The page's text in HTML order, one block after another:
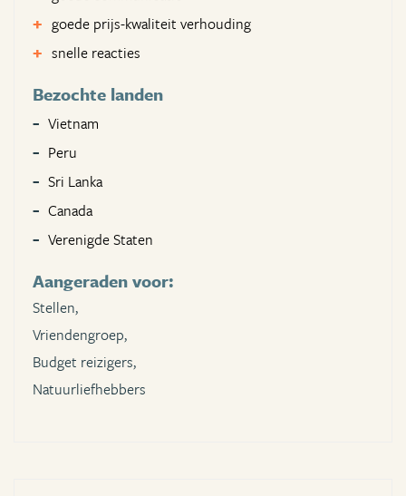
goede prijs-kwaliteit verhouding
snelle reacties
Bezochte landen
Vietnam
Peru
Sri Lanka
Canada
Verenigde Staten
Aangeraden voor:
Stellen,
Vriendengroep,
Budget reizigers,
Natuurliefhebbers